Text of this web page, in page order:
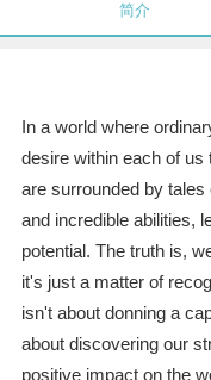
简介
In a world where
desire within each of us
are surrounded by
and incredible abilities,
potential. The truth is,
it's just a matter of
isn't about donning a
about discovering our
positive impact on the